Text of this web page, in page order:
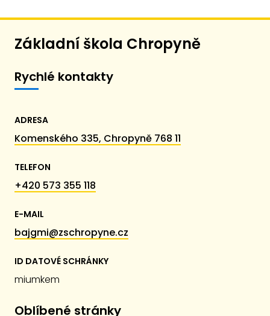
Základní škola Chropyně
Rychlé kontakty
ADRESA
Komenského 335, Chropyně 768 11
TELEFON
+420 573 355 118
E-MAIL
bajgmi@zschropyne.cz
ID DATOVÉ SCHRÁNKY
miumkem
Oblíbené stránky